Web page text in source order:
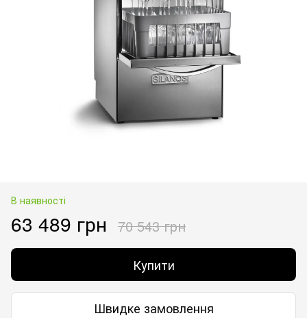
В наявності
63 489 грн 70 543 грн
Купити
Швидке замовлення